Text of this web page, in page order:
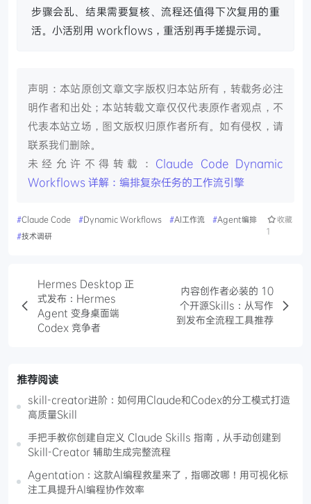
步骤会乱、结果需要复核、流程还值得下次复用的重
活。小活别用 workflows，重活别再手搓提示词。
声明：本站原创文章文字版权归本站所有，转载务必注
明作者和出处；本站转载文章仅仅代表原作者观点，不
代表本站立场，图文版权归原作者所有。如有侵权，请
联系我们删除。
未经允许不得转载： Claude Code Dynamic
Workflows 详解：编排复杂任务的工作流引擎
#Claude Code #Dynamic Workflows #AI工作流 #Agent编排
#技术调研
收藏
1
Hermes Desktop 正
式发布：Hermes
Agent 变身桌面端
Codex 竞争者
内容创作者必装的 10
个开源Skills：从写作
到发布全流程工具推荐
推荐阅读
skill-creator进阶：如何用Claude和Codex的分工模式打造
高质量Skill
手把手教你创建自定义 Claude Skills 指南，从手动创建到
Skill-Creator 辅助生成完整流程
Agentation：这款AI编程救星来了，指哪改哪！用可视化标
注工具提升AI编程协作效率